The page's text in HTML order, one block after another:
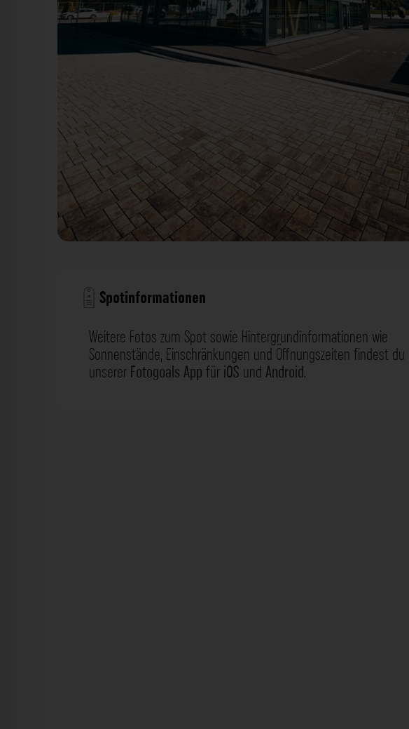
Spotinformationen
Weitere Fotos zum Spot sowie Hintergrundinformationen wie
Sonnenstände, Einschränkungen und Öffnungszeiten findest du
unsererFotogoals AppfüriOS undAndroid.